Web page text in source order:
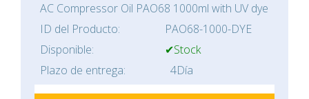
AC Compressor Oil PAO68 1000ml with UV dye
ID del Producto:
PAO68-1000-DYE
Disponible:
✔Stock
Plazo de entrega:
4Día